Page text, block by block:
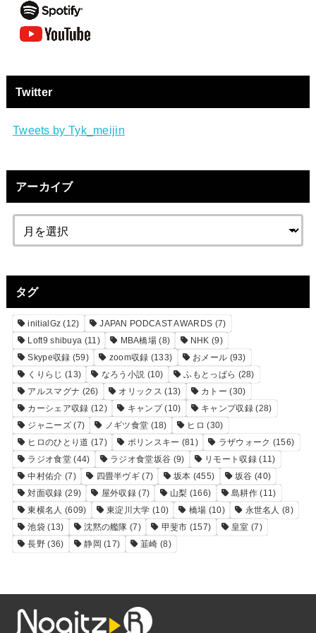
Twitter
Tweets by Tyk_meijin
アーカイブ
タグ
initialGz (12) JAPAN PODCAST AWARDS (7)
Loft9 shibuya (11) MBA橋場 (8) NHK (9)
Skype収録 (59) zoom収録 (133) おメール (93)
くりらじ (13) なろう小説 (10) ふもとっぱら (28)
アルスマグナ (26) オリックス (13) カトー (30)
カーシェア収録 (12) キャンプ(10) キャンプ収録(28)
ジャニーズ(7) ノギツ食堂 (18) ヒロ (30)
ヒロのひとり道 (17) ポリンスキー (81) ラザウォーク (156)
ラジオ食堂(44) ラジオ食堂坂谷 (9) リモート収録(11)
中村佑介 (7) 四畳半ヴギ (7) 坂本 (455) 坂谷 (40)
対面収録 (29) 屋外収録 (7) 山梨 (166) 島耕作(11)
東横名人 (609) 東淀川大学 (10) 橋場 (10) 永世名人 (8)
池袋 (13) 沈黙の艦隊 (7) 甲斐市 (157) 皇室 (7)
長野 (36) 静岡 (17) 韮崎 (8)